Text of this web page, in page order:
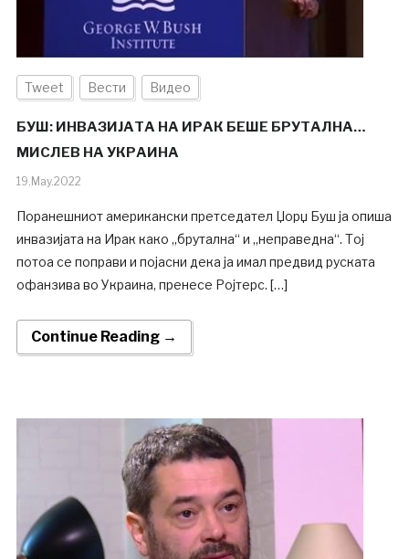
Tweet Вести Видео
БУШ: ИНВАЗИЈАТА НА ИРАК БЕШЕ БРУТАЛНА…
МИСЛЕВ НА УКРАИНА
19.May.2022
Поранешниот американски претседател Џорџ Буш ја опиша
инвазијата на Ирак како „брутална“ и „неправедна“. Тој
потоа се поправи и појасни дека ја имал предвид руската
офанзива во Украина, пренесе Ројтерс. […]
Continue Reading →